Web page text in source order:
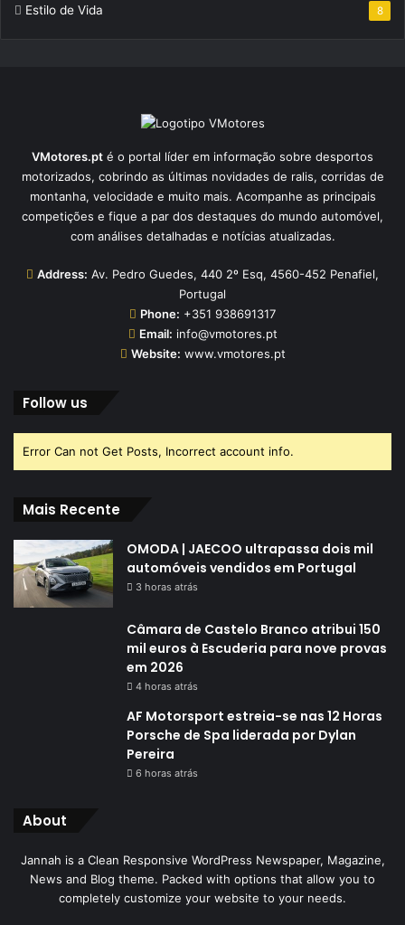
Estilo de Vida 8
VMotores.pt é o portal líder em informação sobre desportos
motorizados, cobrindo as últimas novidades de ralis, corridas de
montanha, velocidade e muito mais. Acompanhe as principais
competições e fique a par dos destaques do mundo automóvel,
com análises detalhadas e notícias atualizadas.
Address: Av. Pedro Guedes, 440 2º Esq, 4560-452 Penafiel,
Portugal
Phone: +351 938691317
Email: info@vmotores.pt
Website: www.vmotores.pt
Follow us
Error Can not Get Posts, Incorrect account info.
Mais Recente
OMODA | JAECOO ultrapassa dois mil
automóveis vendidos em Portugal
3 horas atrás
Câmara de Castelo Branco atribui 150
mil euros à Escuderia para nove provas
em 2026
4 horas atrás
AF Motorsport estreia-se nas 12 Horas
Porsche de Spa liderada por Dylan
Pereira
6 horas atrás
About
Jannah is a Clean Responsive WordPress Newspaper, Magazine,
News and Blog theme. Packed with options that allow you to
completely customize your website to your needs.